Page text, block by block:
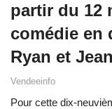
partir du 12
comédie en
Ryan et
Vendeeinfo
Pour cette dix-